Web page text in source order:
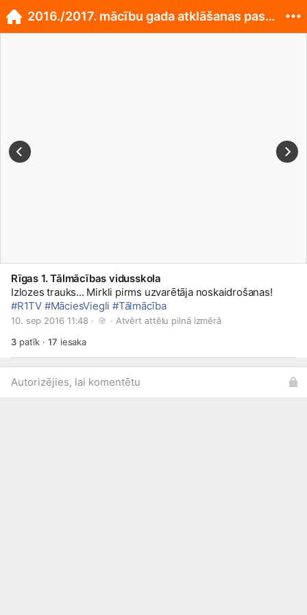
Rīgas 1. Tālmācības vidusskola
Izlozes trauks... Mirkli pirms uzvarētāja noskaidrošanas!
#R1TV #MāciesViegli #Tālmācība
10. sep 2016 11:48 · · Atvērt attēlu pilnā izmērā
3patīk ·17 iesaka
Autorizējies, lai komentētu
2016./2017. mācību gada atklāšanas pasākumā...